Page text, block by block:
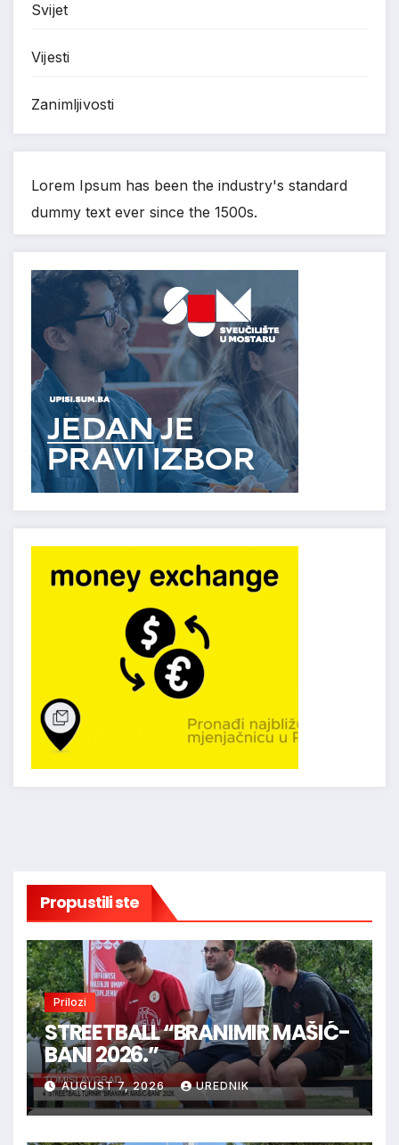
Svijet
Vijesti
Zanimljivosti
Lorem Ipsum has been the industry's standard
dummy text ever since the 1500s.
Propustili ste
Prilozi
STREETBALL “BRANIMIR MAŠIĆ-
BANI 2026.”
AUGUST 7, 2026 UREDNIK